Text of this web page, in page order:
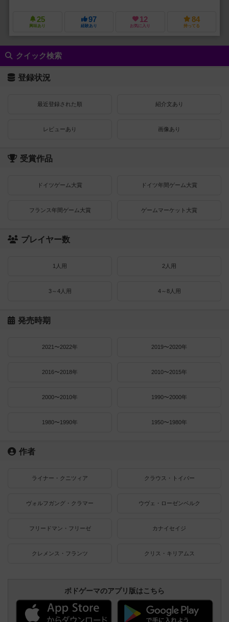
25
興味あり
97
経験あり
12
お気に入り
84
持ってる
クイック検索
登録状況
最近登録された順 紹介文あり
レビューあり 画像あり
受賞作品
ドイツゲーム大賞 ドイツ年間ゲーム大賞
フランス年間ゲーム大賞 ゲームマーケット大賞
プレイヤー数
1人用 2人用
3～4人用 4～8人用
発売時期
2021〜2022年 2019〜2020年
2016〜2018年 2010〜2015年
2000〜2010年 1990〜2000年
1980〜1990年 1950〜1980年
作者
ライナー・クニツィア クラウス・トイバー
ヴォルフガング・クラマー ウヴェ・ローゼンベルク
フリードマン・フリーゼ カナイセイジ
クレメンス・フランツ クリス・キリアムス
ボドゲーマのアプリ版はこちら